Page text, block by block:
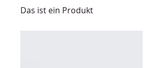
Das ist ein Produkt